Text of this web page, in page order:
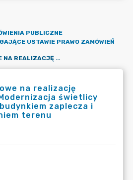
PUBLICZNE
USTAWIE PRAWO ZAMÓWIEŃ
ZAPYTANIE OFERTOWE NA REALIZACJĘ ZAMÓWIENIA PN. MODERNIZACJA ŚWIETLICY WIEJSKIEJ WRAZ Z BUDYNKIEM ZAPLECZA I ZAGOSPODAROWANIEM TERENU
na realizację
świetlicy
zaplecza i
terenu